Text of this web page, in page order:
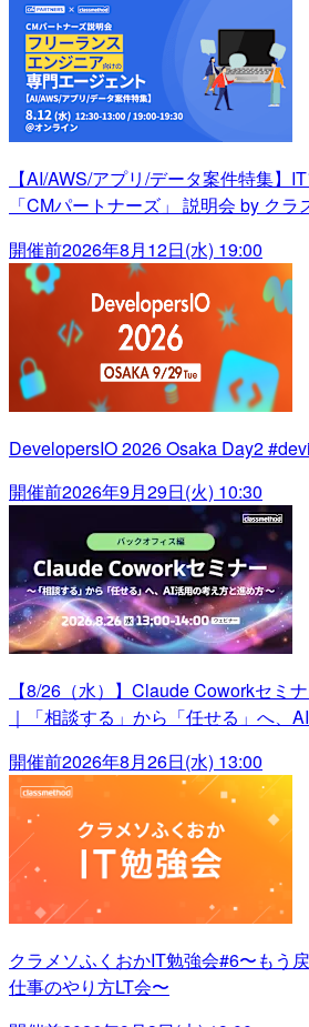
【AI/AWS/アプリ/データ案件特集】
「CMパートナーズ」 説明会 by クラ
開催前2026年8月12日(水) 19:00
DevelopersIO 2026 Osaka Day2
開催前2026年9月29日(火) 10:30
【8/26（水）】Claude Coworkセミ
｜「相談する」から「任せる」へ、
開催前2026年8月26日(水) 13:00
クラメソふくおかIT勉強会#6〜もう
仕事のやり方LT会〜